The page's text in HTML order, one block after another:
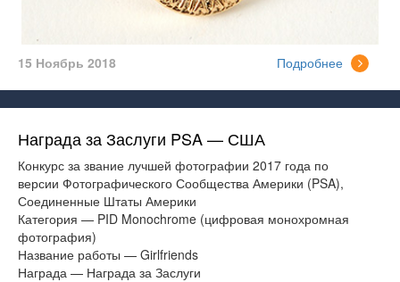
15 Ноябрь 2018 Подробнее
Награда за Заслуги PSA — США
Конкурс за звание лучшей фотографии 2017 года по
версии Фотографического Сообщества Америки (PSA),
Соединенные Штаты Америки
Категория — PID Monochrome (цифровая монохромная
фотография)
Название работы — Girlfriends
Награда — Награда за Заслуги